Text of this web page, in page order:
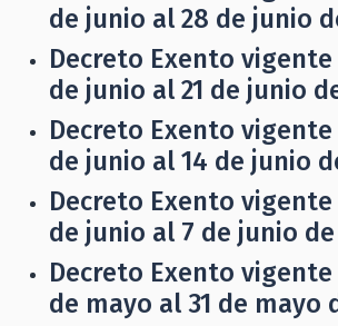
de junio al 28 de junio
Decreto Exento vigente
de junio al 21 de junio
Decreto Exento
de junio al 14 de junio
Decreto Exento vigente
de junio al 7 de junio de
Decreto Exento vigente
de mayo al 31 de mayo